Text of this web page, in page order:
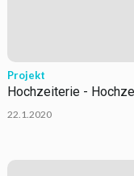
Projekt
Hochzeiterie -
22.1.2020